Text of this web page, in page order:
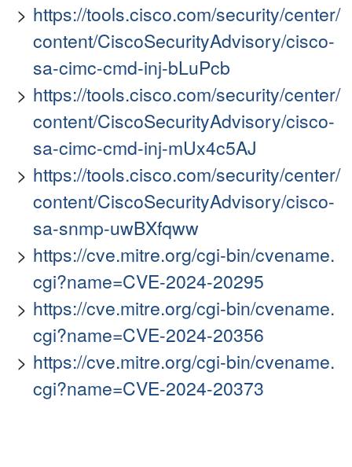
https://tools.cisco.com/security/center/
content/CiscoSecurityAdvisory/cisco-
sa-cimc-cmd-inj-bLuPcb
https://tools.cisco.com/security/center/
content/CiscoSecurityAdvisory/cisco-
sa-cimc-cmd-inj-mUx4c5AJ
https://tools.cisco.com/security/center/
content/CiscoSecurityAdvisory/cisco-
sa-snmp-uwBXfqww
https://cve.mitre.org/cgi-bin/cvename.
cgi?name=CVE-2024-20295
https://cve.mitre.org/cgi-bin/cvename.
cgi?name=CVE-2024-20356
https://cve.mitre.org/cgi-bin/cvename.
cgi?name=CVE-2024-20373